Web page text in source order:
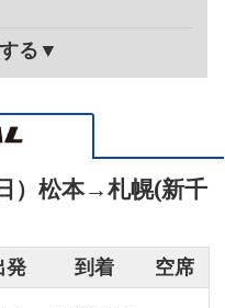
る▼
松本→札幌(新千
発 到着 空席